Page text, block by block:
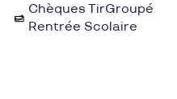
Chèques TirGroupé
Rentrée Scolaire